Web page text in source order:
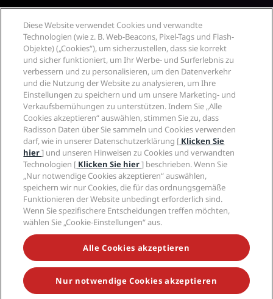
Angesagte Reiseziele
Quicklinks
Mitarbeiter der Reisebranche
Unternehmen
Rechtliches
Hilfe
vorbehalten. RHG Radisson Hotel Group, Radisson,
Radisson RED, Radisson Blu, Radisson Collection,
Radisson Individuals, Park Plaza, Park Inn, Country Inn
& Suites, Prize by Radisson, Radisson Rewards und
Radisson Meetings sind Warenzeichen der Radisson
Diese Website verwendet Cookies und verwandte
Technologien (wie z. B. Web-Beacons, Pixel-Tags und Flash-
Objekte) („Cookies“), um sicherzustellen, dass sie korrekt
und sicher funktioniert, um Ihr Werbe- und Surferlebnis zu
verbessern und zu personalisieren, um den Datenverkehr
und die Nutzung der Website zu analysieren, um Ihre
Einstellungen zu speichern und um unsere Marketing- und
Verkaufsbemühungen zu unterstützen. Indem Sie „Alle
Cookies akzeptieren“ auswählen, stimmen Sie zu, dass
Radisson Daten über Sie sammeln und Cookies verwenden
darf, wie in unserer Datenschutzerklärung [ Klicken Sie
hier] und unseren Hinweisen zu Cookies und verwandten
Technologien [ Klicken Sie hier] beschrieben. Wenn Sie
„Nur notwendige Cookies akzeptieren“ auswählen,
speichern wir nur Cookies, die für das ordnungsgemäße
Funktionieren der Website unbedingt erforderlich sind.
Wenn Sie spezifischere Entscheidungen treffen möchten,
wählen Sie „Cookie-Einstellungen“ aus.
Alle Cookies akzeptieren
Nur notwendige Cookies akzeptieren